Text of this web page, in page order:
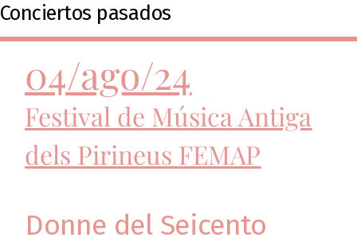
Conciertos pasados
Festival de Música Antiga
dels Pirineus FEMAP
Donne del Seicento
04/ago/24